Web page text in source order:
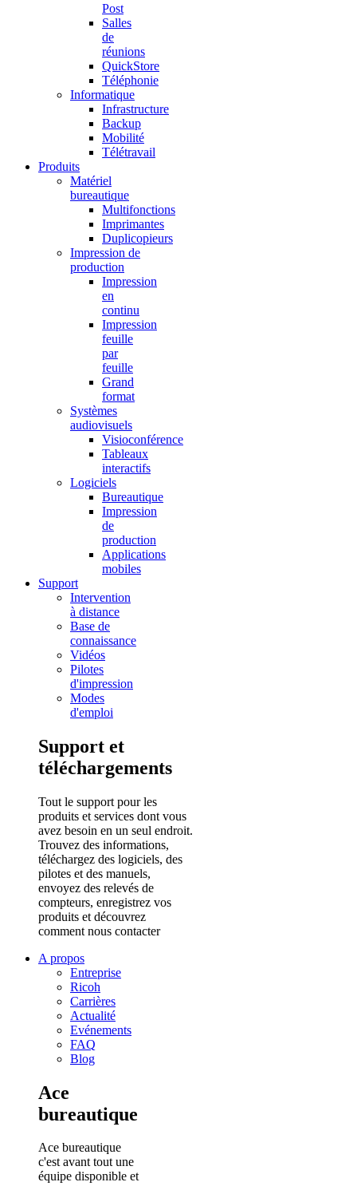
Post
Salles
de
réunions
QuickStore
Téléphonie
Informatique
Infrastructure
Backup
Mobilité
Télétravail
Produits
Matériel
bureautique
Multifonctions
Imprimantes
Duplicopieurs
Impression de
production
Impression
en
continu
Impression
feuille
par
feuille
Grand
format
Systèmes
audiovisuels
Visioconférence
Tableaux
interactifs
Logiciels
Bureautique
Impression
de
production
Applications
mobiles
Support
Intervention
à distance
Base de
connaissance
Vidéos
Pilotes
d'impression
Modes
d'emploi
Support et
téléchargements
Tout le support pour les
produits et services dont vous
avez besoin en un seul endroit.
Trouvez des informations,
téléchargez des logiciels, des
pilotes et des manuels,
envoyez des relevés de
compteurs, enregistrez vos
produits et découvrez
comment nous contacter
A propos
Entreprise
Ricoh
Carrières
Actualité
Evénements
FAQ
Blog
Ace
bureautique
Ace bureautique
c'est avant tout une
équipe disponible et